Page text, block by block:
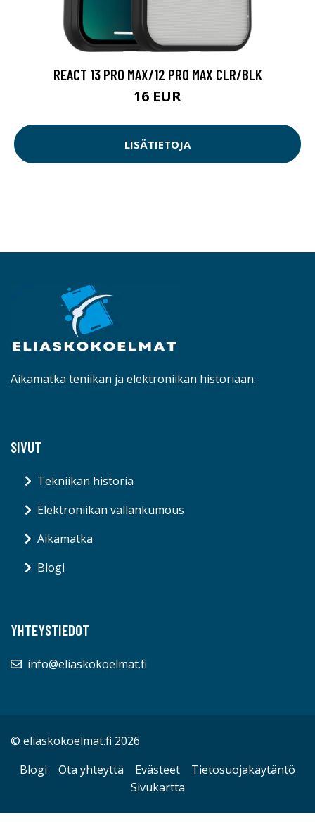
REACT 13 PRO MAX/12 PRO MAX CLR/BLK
16 EUR
LISÄTIETOJA
Aikamatka teniikan ja elektroniikan historiaan.
SIVUT
Tekniikan historia
Elektroniikan vallankumous
Aikamatka
Blogi
YHTEYSTIEDOT
info@eliaskokoelmat.fi
© eliaskokoelmat.fi 2026
Blogi
Ota yhteyttä Evästeet
Tietosuojakäytäntö
Sivukartta